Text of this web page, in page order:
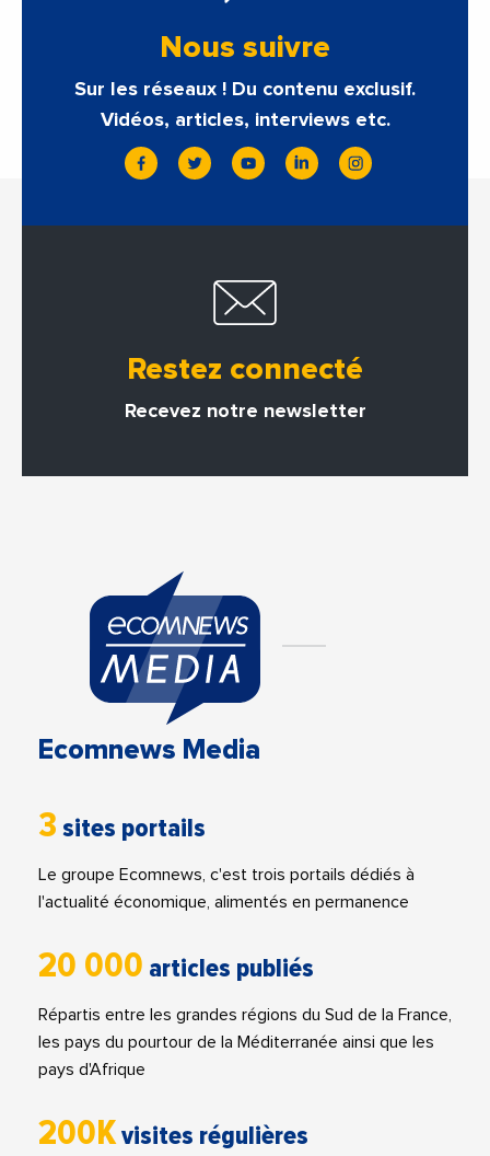
Nous suivre
Sur les réseaux ! Du contenu exclusif.
Vidéos, articles, interviews etc.
Restez connecté
Recevez notre newsletter
Ecomnews Media
3 sites portails
Le groupe Ecomnews, c'est trois portails dédiés à
l'actualité économique, alimentés en permanence
20 000 articles publiés
Répartis entre les grandes régions du Sud de la France,
les pays du pourtour de la Méditerranée ainsi que les
pays d'Afrique
200Kvisites régulières